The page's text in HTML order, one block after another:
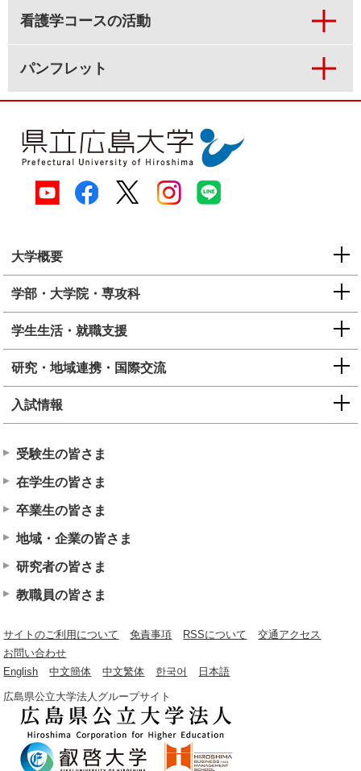
看護学コースの活動
パンフレット
大学概要
学部・大学院・専攻科
学生生活・就職支援
研究・地域連携・国際交流
入試情報
受験生の皆さま
在学生の皆さま
卒業生の皆さま
地域・企業の皆さま
研究者の皆さま
教職員の皆さま
サイトのご利用について 免責事項 RSSについて
交通アクセス
お問い合わせ
English
中文簡体 中文繁体 한국어 日本語
広島県公立大学法人グループサイト